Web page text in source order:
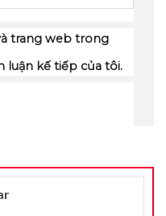
trang web trong
luận kế tiếp của tôi.